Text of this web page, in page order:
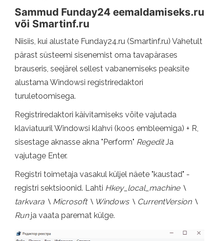
Sammud Funday24 eemaldamiseks.ru
või Smartinf.ru
Niisiis, kui alustate Funday24.ru (Smartinf.ru) Vahetult
pärast süsteemi sisenemist oma tavapärases
brauseris, seejärel sellest vabanemiseks peaksite
alustama Windowsi registriredaktori
turuletoomisega.
Registriredaktori käivitamiseks võite vajutada
klaviatuuril Windowsi klahvi (koos embleemiga) + R,
sisestage aknasse akna "Perform" RegeditJa
vajutage Enter.
Registri toimetaja vasakul küljel näete "kaustad" -
registri sektsioonid. Lahti Hkey_local_machine \
tarkvara \ Microsoft \ Windows \ CurrentVersion \
Runja vaata paremat külge.